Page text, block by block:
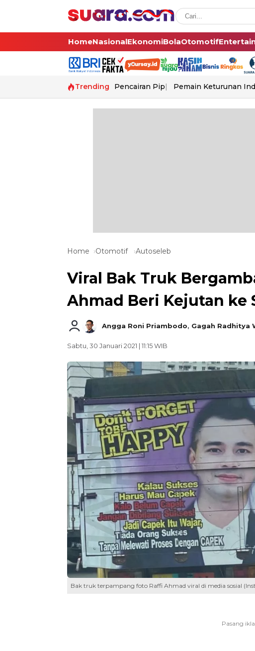
HomeNasionalEkonomiBolaOtomotif
Trending Pencairan Pip Pemain Keturunan
Home Otomotif Autoseleb
Viral Bak Truk
Ahmad Beri Kejutan ke
Angga Roni Priambodo, Gagah Radhitya
Sabtu, 30 Januari 2021 | 11:15 WIB
Bak truk terpampang foto Raffi Ahmad viral di media sosial